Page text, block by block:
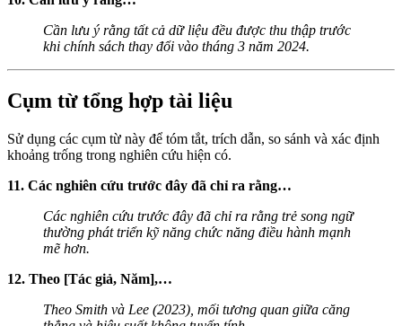
Cần lưu ý rằng tất cả dữ liệu đều được thu thập trước
khi chính sách thay đổi vào tháng 3 năm 2024.
Cụm từ tổng hợp tài liệu
Sử dụng các cụm từ này để tóm tắt, trích dẫn, so sánh và xác định
khoảng trống trong nghiên cứu hiện có.
11. Các nghiên cứu trước đây đã chỉ ra rằng…
Các nghiên cứu trước đây đã chỉ ra rằng trẻ song ngữ
thường phát triển kỹ năng chức năng điều hành mạnh
mẽ hơn.
12. Theo [Tác giả, Năm],…
Theo Smith và Lee (2023), mối tương quan giữa căng